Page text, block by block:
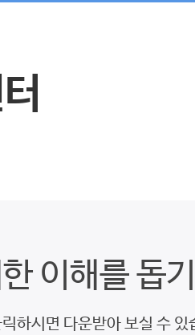
이해를 돕
하시면 다운받아 보실 수 있